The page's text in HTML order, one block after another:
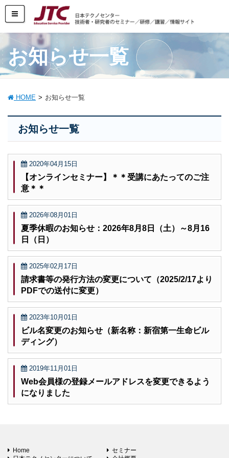
お知らせ一覧
HOME お知らせ一覧
お知らせ一覧
2020年04月15日
【オンラインセミナー】＊＊受講にあたってのご注
意＊＊
2026年08月01日
夏季休暇のお知らせ：2026年8月8日（土）～8月16
日（日）
2025年02月17日
請求書等の発行方法の変更について（2025/2/17より
PDFでの送付に変更）
2023年10月01日
ビル名変更のお知らせ（新名称：新宿第一生命ビル
ディング）
2019年11月01日
Web会員様の登録メールアドレスを変更できるよう
になりました
Home
セミナー